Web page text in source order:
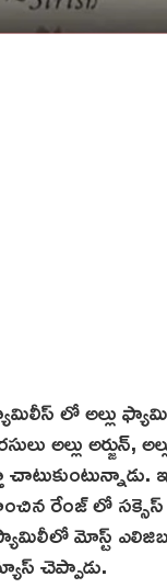
లో అల్లు
అల్లు అర్జున్,
రేంజ్ లో సక్సెస్
ఫ్యామిలీలో మోస్ట్
చెప్పాడు.